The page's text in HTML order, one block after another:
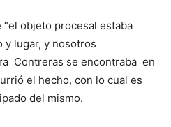
objeto procesal estaba
y lugar, y nosotros
Contreras se encontraba en
el hecho, con lo cual es
del mismo.